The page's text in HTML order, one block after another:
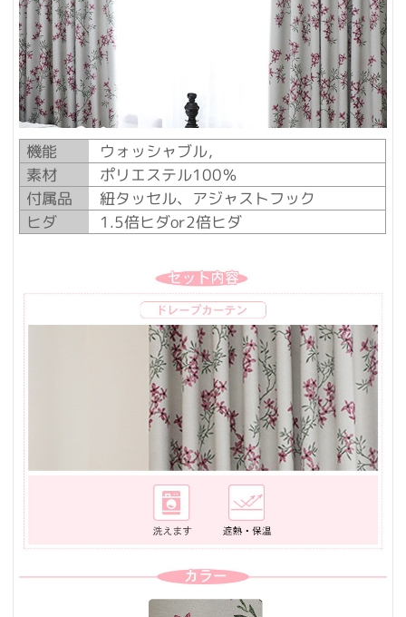
機能
ウォッシャブル，
素材
ポリエステル100％
付属品
紐タッセル、アジャストフック
ヒダ
1.5倍ヒダor2倍ヒダ